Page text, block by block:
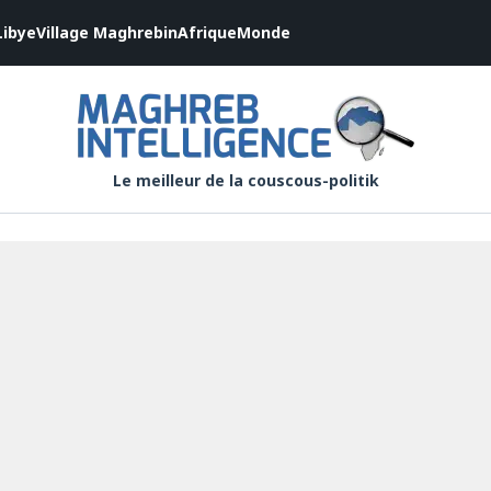
Village MaghrebinAfriqueMonde
Le meilleur de la couscous-politik